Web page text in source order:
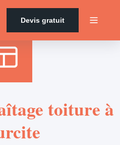
Devis gratuit
toiture à